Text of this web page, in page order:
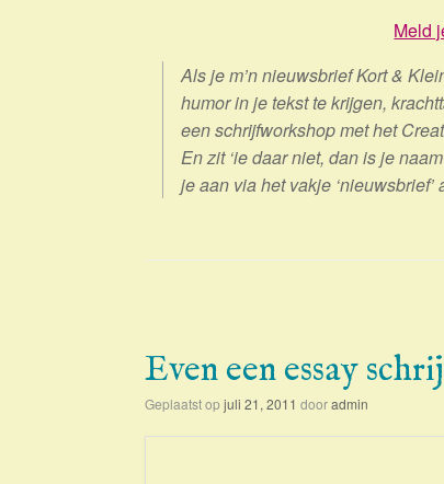
Meld
Als je m’n nieuwsbrief Kort &
humor in je tekst te krijgen,
een schrijfworkshop met het
En zit ‘ie daar niet, dan is je
je aan via het vakje
Even een essay
Geplaatst opjuli 21, 2011 dooradmin